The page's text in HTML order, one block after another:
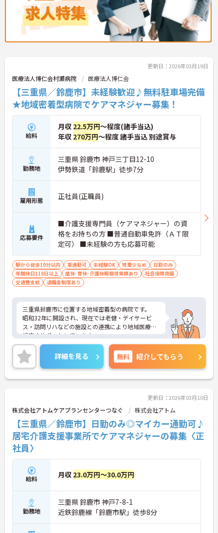
更新日：2026年03月19日
医療法人博仁会村瀬病院 医療法人博仁会
【三重県／鈴鹿市】未経験歓迎♪無料駐車場完備
★地域密着型病院でケアマネジャー募集！
給料
月収 22.5万円～程度(諸手当込)
年収 270万円～程度 諸手当込 別途賞与
勤務地
三重県 鈴鹿市 神戸三丁目12-10
伊勢鉄道「鈴鹿駅」徒歩7分
雇用形態 正社員(正職員)
応募要件
■介護支援専門員（ケアマネジャー）の資
格をお持ちの方 ■普通自動車免許（ＡＴ限
定可） ■未経験の方も応募可能
駅から徒歩10分以内 車通勤可 未経験OK 残業少なめ
日勤のみ
年間休日110日以上
産休･育休･介護休暇取得実績あり
社会保険完備
交通費支給
退職金制度あり
三重県鈴鹿市に位置する地域密着型の病院です。
昭和32年に開設され、現在では老健・デイサービ
ス・訪問リハなどの施設との連携により地域医療を
幅広くサポートしています。
病院以外にも活躍の場を広く設けていますので、
様々な経験を積むことができます。
興味のある方は是非お気軽にご相談くださいませ。
詳細を見る 無料 紹介してもらう
更新日：2026年03月10日
株式会社アトムケアプランセンターつなぐ 株式会社アトム
【三重県／鈴鹿市】日勤のみ◎マイカー通勤可♪
居宅介護支援事業所でケアマネジャーの募集〈正
社員〉
給料 月収 23.0万円～30.0万円
勤務地
三重県 鈴鹿市 神戸7-8-1
近鉄鈴鹿線「鈴鹿市駅」徒歩8分